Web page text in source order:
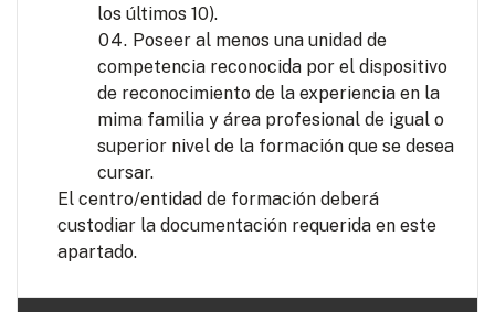
los últimos 10).
Poseer al menos una unidad de
competencia reconocida por el dispositivo
de reconocimiento de la experiencia en la
mima familia y área profesional de igual o
superior nivel de la formación que se desea
cursar.
El centro/entidad de formación deberá
custodiar la documentación requerida en este
apartado.